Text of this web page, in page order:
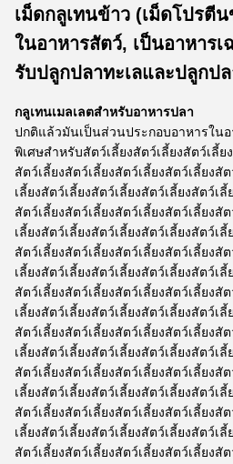
เม็ดกลูเทนข้าว (เม็ดโปรตี
ในอาหารสัตว์, เป็นอาหาร
รับปลูกปลาทะเลและปลูกป
กลูเทนเมลเลตสําหรับอาหารปลา
ปกติแล้วมันเป็นส่วนประกอบอาหารใน
พิเศษสําหรับสัตว์เลี้ยงสัตว์เลี้ยงสัตว์เลี้ย
สัตว์เลี้ยงสัตว์เลี้ยงสัตว์เลี้ยงสัตว์เลี้ยงสั
เลี้ยงสัตว์เลี้ยงสัตว์เลี้ยงสัตว์เลี้ยงสัตว์เ
สัตว์เลี้ยงสัตว์เลี้ยงสัตว์เลี้ยงสัตว์เลี้ยงสั
เลี้ยงสัตว์เลี้ยงสัตว์เลี้ยงสัตว์เลี้ยงสัตว์เ
สัตว์เลี้ยงสัตว์เลี้ยงสัตว์เลี้ยงสัตว์เลี้ยงสั
เลี้ยงสัตว์เลี้ยงสัตว์เลี้ยงสัตว์เลี้ยงสัตว์เ
สัตว์เลี้ยงสัตว์เลี้ยงสัตว์เลี้ยงสัตว์เลี้ยงสั
เลี้ยงสัตว์เลี้ยงสัตว์เลี้ยงสัตว์เลี้ยงสัตว์เ
สัตว์เลี้ยงสัตว์เลี้ยงสัตว์เลี้ยงสัตว์เลี้ยงสั
เลี้ยงสัตว์เลี้ยงสัตว์เลี้ยงสัตว์เลี้ยงสัตว์เ
สัตว์เลี้ยงสัตว์เลี้ยงสัตว์เลี้ยงสัตว์เลี้ยงสั
เลี้ยงสัตว์เลี้ยงสัตว์เลี้ยงสัตว์เลี้ยงสัตว์เ
สัตว์เลี้ยงสัตว์เลี้ยงสัตว์เลี้ยงสัตว์เลี้ยงสั
เลี้ยงสัตว์เลี้ยงสัตว์เลี้ยงสัตว์เลี้ยงสัตว์เ
สัตว์เลี้ยงสัตว์เลี้ยงสัตว์เลี้ยงสัตว์เลี้ยงสั